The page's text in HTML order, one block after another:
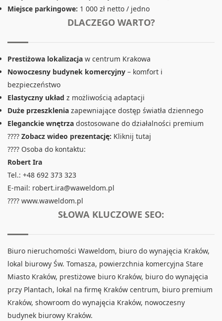
Miejsce parkingowe: 1 000 zł netto / jedno
DLACZEGO WARTO?
Prestiżowa lokalizacja w centrum Krakowa
Nowoczesny budynek komercyjny – komfort i
bezpieczeństwo
Elastyczny układ z możliwością adaptacji
Duże przeszklenia zapewniające dostęp światła dziennego
Eleganckie wnętrza dostosowane do działalności premium
???? Zobacz wideo prezentację: Kliknij tutaj
???? Osoba do kontaktu:
Robert Ira
Tel.: +48 692 373 323
E-mail: robert.ira@waweldom.pl
???? www.waweldom.pl
SŁOWA KLUCZOWE SEO:
Biuro nieruchomości Waweldom, biuro do wynajęcia Kraków,
lokal biurowy Św. Tomasza, powierzchnia komercyjna Stare
Miasto Kraków, prestiżowe biuro Kraków, biuro do wynajęcia
przy Plantach, lokal na firmę Kraków centrum, biuro premium
Kraków, showroom do wynajęcia Kraków, nowoczesny
budynek biurowy Kraków.